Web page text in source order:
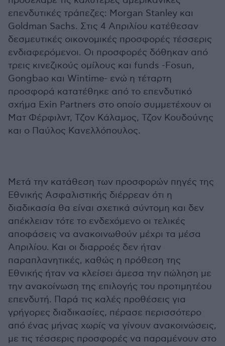
επενδυτικές τράπεζες: Morgan Stanley και
Goldman Sachs. Στις 4 Απριλίου κατέθεσαν
δεσμευτικές οικονομικές προσφορές τέσσερις
ενδιαφερόμενοι. Οι προσφορές δόθηκαν από
τρεις κινεζικούς ομίλους και funds -Fosun,
Gongbao και Wintime- ενώ η τέταρτη
προσφορά κατατέθηκε από το επενδυτικό
σχήμα Exin Partners στο οποίο συμμετέχουν οι
Ματ Φέρφιλντ, Τζον Κάλαμος, Τζον Κουδούνης
και ο Παύλος Κανελλόπουλος.
Μετά την κατάθεση των προσφορών πηγές της
Εθνικής Ασφαλιστικής διέρρεαν ότι η
διαδικασία θα είναι σχετικά σύντομη και δεν
απέκλειαν τότε το ενδεχόμενο οι τελικές
αποφάσεις να ανακοινωθούν μέχρι τα μέσα
Απριλίου. Και οι διαρροές δεν ήταν
παραπλανητικές, καθώς η πρόθεση της
Εθνικής ήταν να κλείσει άμεσα την πώληση με
την ανακοίνωση της επιλογής του προτιμητέου
επενδυτή. Παρά τις καλές προθέσεις για
γρήγορες διαδικασίες, πέρασε περισσότερο
από ένας μήνας χωρίς να γίνουν ανακοινώσεις,
με τις τέσσερις προσφορές να παραμένουν στο